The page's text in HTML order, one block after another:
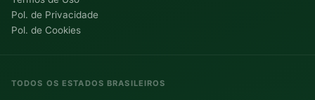
Pol. de Privacidade
Pol. de Cookies
TODOS OS ESTADOS BRASILEIROS